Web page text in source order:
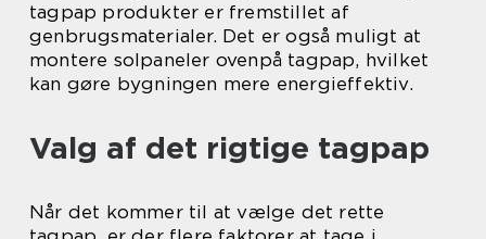
tagpap produkter er fremstillet af
genbrugsmaterialer. Det er også muligt at
montere solpaneler ovenpå tagpap, hvilket
kan gøre bygningen mere energieffektiv.
Valg af det rigtige tagpap
Når det kommer til at vælge det rette